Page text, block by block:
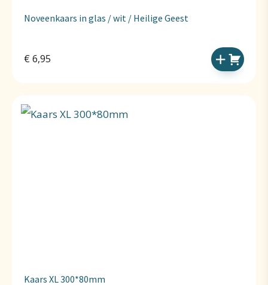
Noveenkaars in glas / wit / Heilige Geest
€ 6,95
Kaars XL 300*80mm